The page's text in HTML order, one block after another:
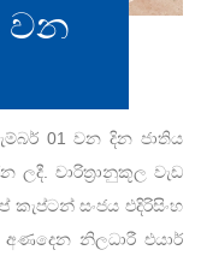
වන
01 වන දින ජාතිය
චාරිත්‍රානුකූල වැඩ
සංජය එදිරිසිංහ
නිලධාරී එයාර්